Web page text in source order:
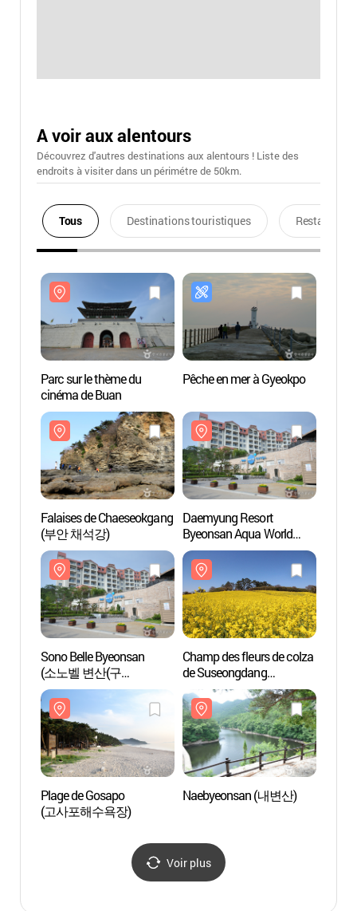
A voir aux alentours
Découvrez d'autres destinations aux alentours ! Liste des
endroits à visiter dans un périmétre de 50km.
Tous Destinations touristiques Restaurants
Parc sur le thème du
cinéma de Buan
Pêche en mer à Gyeokpo
Falaises de Chaeseokgang
(부안 채석강)
Daemyung Resort
Byeonsan Aqua World
(대명리조트 변산
아쿠아월드)
Sono Belle Byeonsan
(소노벨 변산(구
대명리조트 변산))
Champ des fleurs de colza
de Suseongdang
(수성당유채꽃)
Plage de Gosapo
(고사포해수욕장)
Naebyeonsan (내변산)
Voir plus